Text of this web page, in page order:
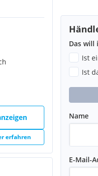
im Bereich der
schwarz/
erfahren
Das will
Ist
Ist
Name
E-Mail-